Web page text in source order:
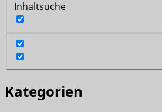
Inhaltsuche
Kategorien